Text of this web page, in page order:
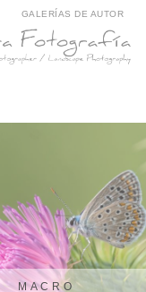
GALERÍAS DE AUTOR
MACRO